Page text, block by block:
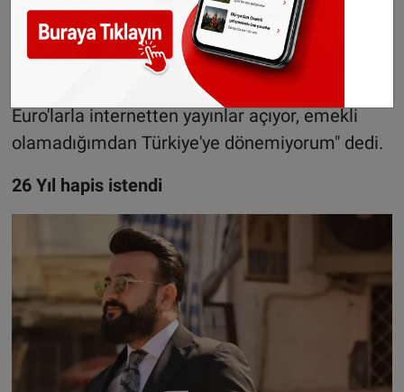
geçiniyor. Paralarımızı sigortaya yatırdığını
söylüyor ancak SGK'ya yatan bir para yok.
Paralarımızı da iade etmiyor, bizim ve diğer
mağdurların paralarıyla çantalar dolusu
Euro'larla internetten yayınlar açıyor, emekli
olamadığımdan Türkiye'ye dönemiyorum" dedi.
26 Yıl hapis istendi